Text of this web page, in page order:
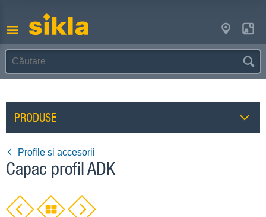
PRODUSE
Profile si accesorii
Capac profil ADK